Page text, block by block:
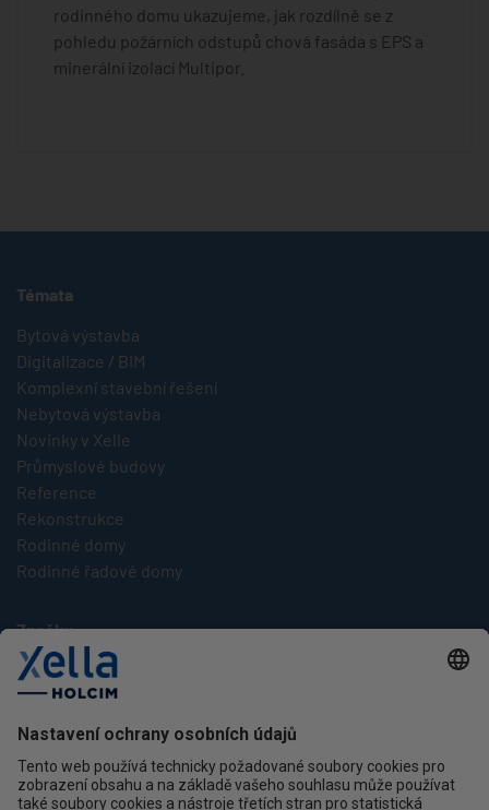
rodinného domu ukazujeme, jak rozdílně se z
pohledu požárních odstupů chová fasáda s EPS a
minerální izolací Multipor.
Témata
Bytová výstavba
Digitalizace / BIM
Komplexní stavební řešení
Nebytová výstavba
Novinky v Xelle
Průmyslové budovy
Reference
Rekonstrukce
Rodinné domy
Rodinné řadové domy
Značky
Multipor
Silka
Xella